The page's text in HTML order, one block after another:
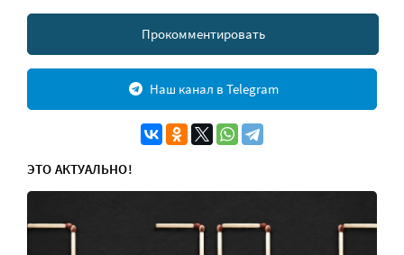
Прокомментировать
Наш канал в Telegram
ЭТО АКТУАЛЬНО!